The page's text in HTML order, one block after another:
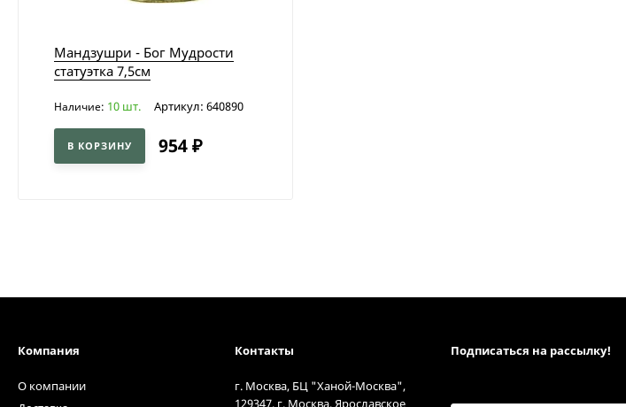
Мандзушри - Бог Мудрости
статуэтка 7,5см
Наличие: 10 шт. Артикул: 640890
В КОРЗИНУ 954 ₽
Компания
О компании
Контакты
г. Москва, БЦ "Ханой-Москва",
129347, г. Москва, Ярославское
Подписаться на рассылкy!